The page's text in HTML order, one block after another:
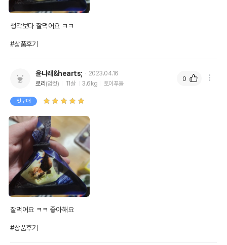
생각보다 잘먹어요 ㅋㅋ
#상품후기
윤나래&hearts;
2023.04.16
로리 (암컷) 11살 3.6kg 토이푸들
첫구매
잘먹어요 ㅋㅋ 좋아해요
#상품후기
0